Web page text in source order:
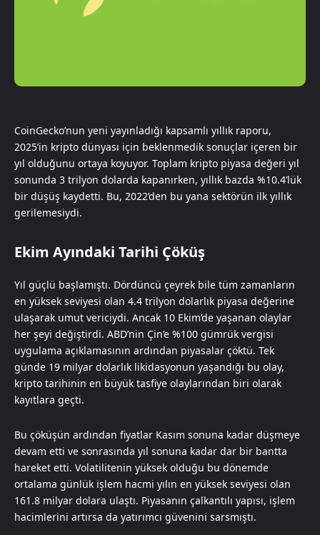
CoinGecko’nun yeni yayınladığı kapsamlı yıllık raporu,
2025’in kripto dünyası için beklenmedik sonuçlar içeren bir
yıl olduğunu ortaya koyuyor. Toplam kripto piyasa değeri yıl
sonunda 3 trilyon dolarda kapanırken, yıllık bazda %10.4’lük
bir düşüş kaydetti. Bu, 2022’den bu yana sektörün ilk yıllık
gerilemesiydi.
Ekim Ayındaki Tarihi Çöküş
Yıl güçlü başlamıştı. Dördüncü çeyrek bile tüm zamanların
en yüksek seviyesi olan 4.4 trilyon dolarlık piyasa değerine
ulaşarak umut vericiydi. Ancak 10 Ekim’de yaşanan olaylar
her şeyi değiştirdi. ABD’nin Çin’e %100 gümrük vergisi
uygulama açıklamasının ardından piyasalar çöktü. Tek
günde 19 milyar dolarlık likidasyonun yaşandığı bu olay,
kripto tarihinin en büyük tasfiye olaylarından biri olarak
kayıtlara geçti.
Bu çöküşün ardından fiyatlar Kasım sonuna kadar düşmeye
devam etti ve sonrasında yıl sonuna kadar dar bir bantta
hareket etti. Volatilitenin yüksek olduğu bu dönemde
ortalama günlük işlem hacmi yılın en yüksek seviyesi olan
161.8 milyar dolara ulaştı. Piyasanın çalkantılı yapısı, işlem
hacimlerini artırsa da yatırımcı güvenini sarsmıştı.